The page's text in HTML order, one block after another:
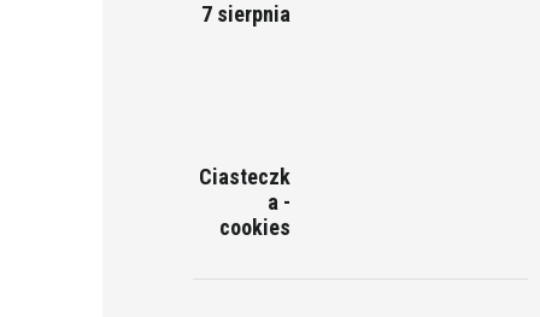
7 sierpnia
Ciasteczk
a -
cookies